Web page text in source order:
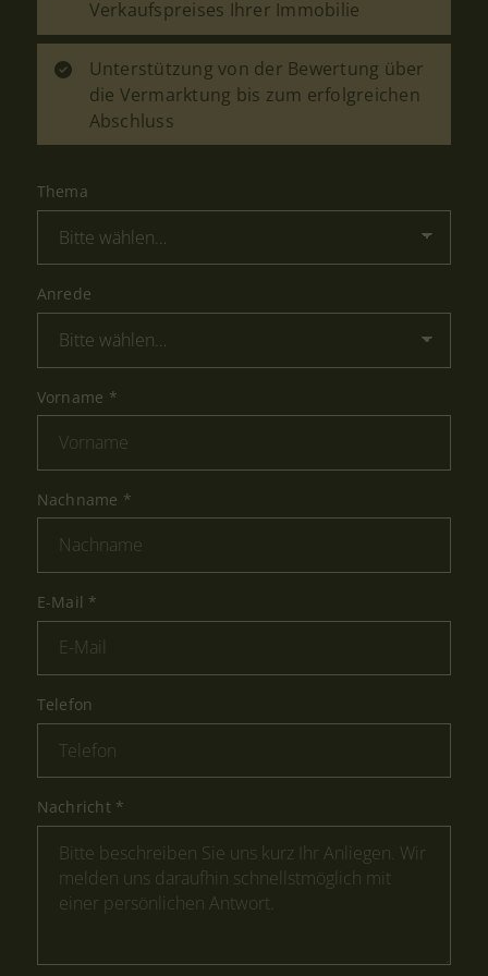
Verkaufspreises Ihrer Immobilie
Unterstützung von der Bewertung über
die Vermarktung bis zum erfolgreichen
Abschluss
Thema
Anrede
Vorname *
Nachname *
E-Mail *
Telefon
Nachricht *